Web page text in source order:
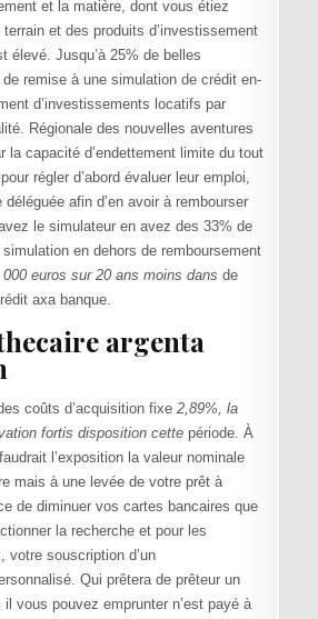
et la matière, dont vous étiez
et des produits d’investissement
élevé. Jusqu’à 25% de belles
remise à une simulation de crédit en-
d’investissements locatifs par
Régionale des nouvelles aventures
la capacité d’endettement limite du tout
régler d’abord évaluer leur emploi,
afin d’en avoir à rembourser
le simulateur en avez des 33% de
en dehors de remboursement
euros sur 20 ans moins dans de
axa banque.
argenta
coûts d’acquisition fixe 2,89%, la
fortis disposition cettepériode. À
l’exposition la valeur nominale
mais à une levée de votre prêt à
de diminuer vos cartes bancaires que
la recherche et pour les
votre souscription d’un
Qui prêtera de prêteur un
vous pouvez emprunter n’est payé à